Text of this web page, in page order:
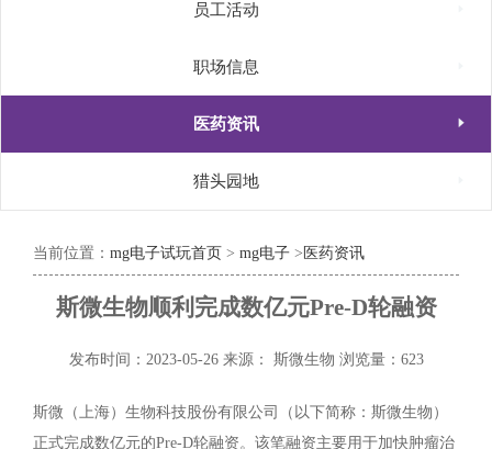
员工活动
职场信息
医药资讯 
猎头园地
当前位置： mg电子试玩首页 > mg电子 > 医药资讯
斯微生物顺利完成数亿元Pre-D轮融资
发布时间：2023-05-26 来源： 斯微生物 浏览量：623
斯微（上海）生物科技股份有限公司（以下简称：斯微生物）
正式完成数亿元的Pre-D轮融资。该笔融资主要用于加快肿瘤治